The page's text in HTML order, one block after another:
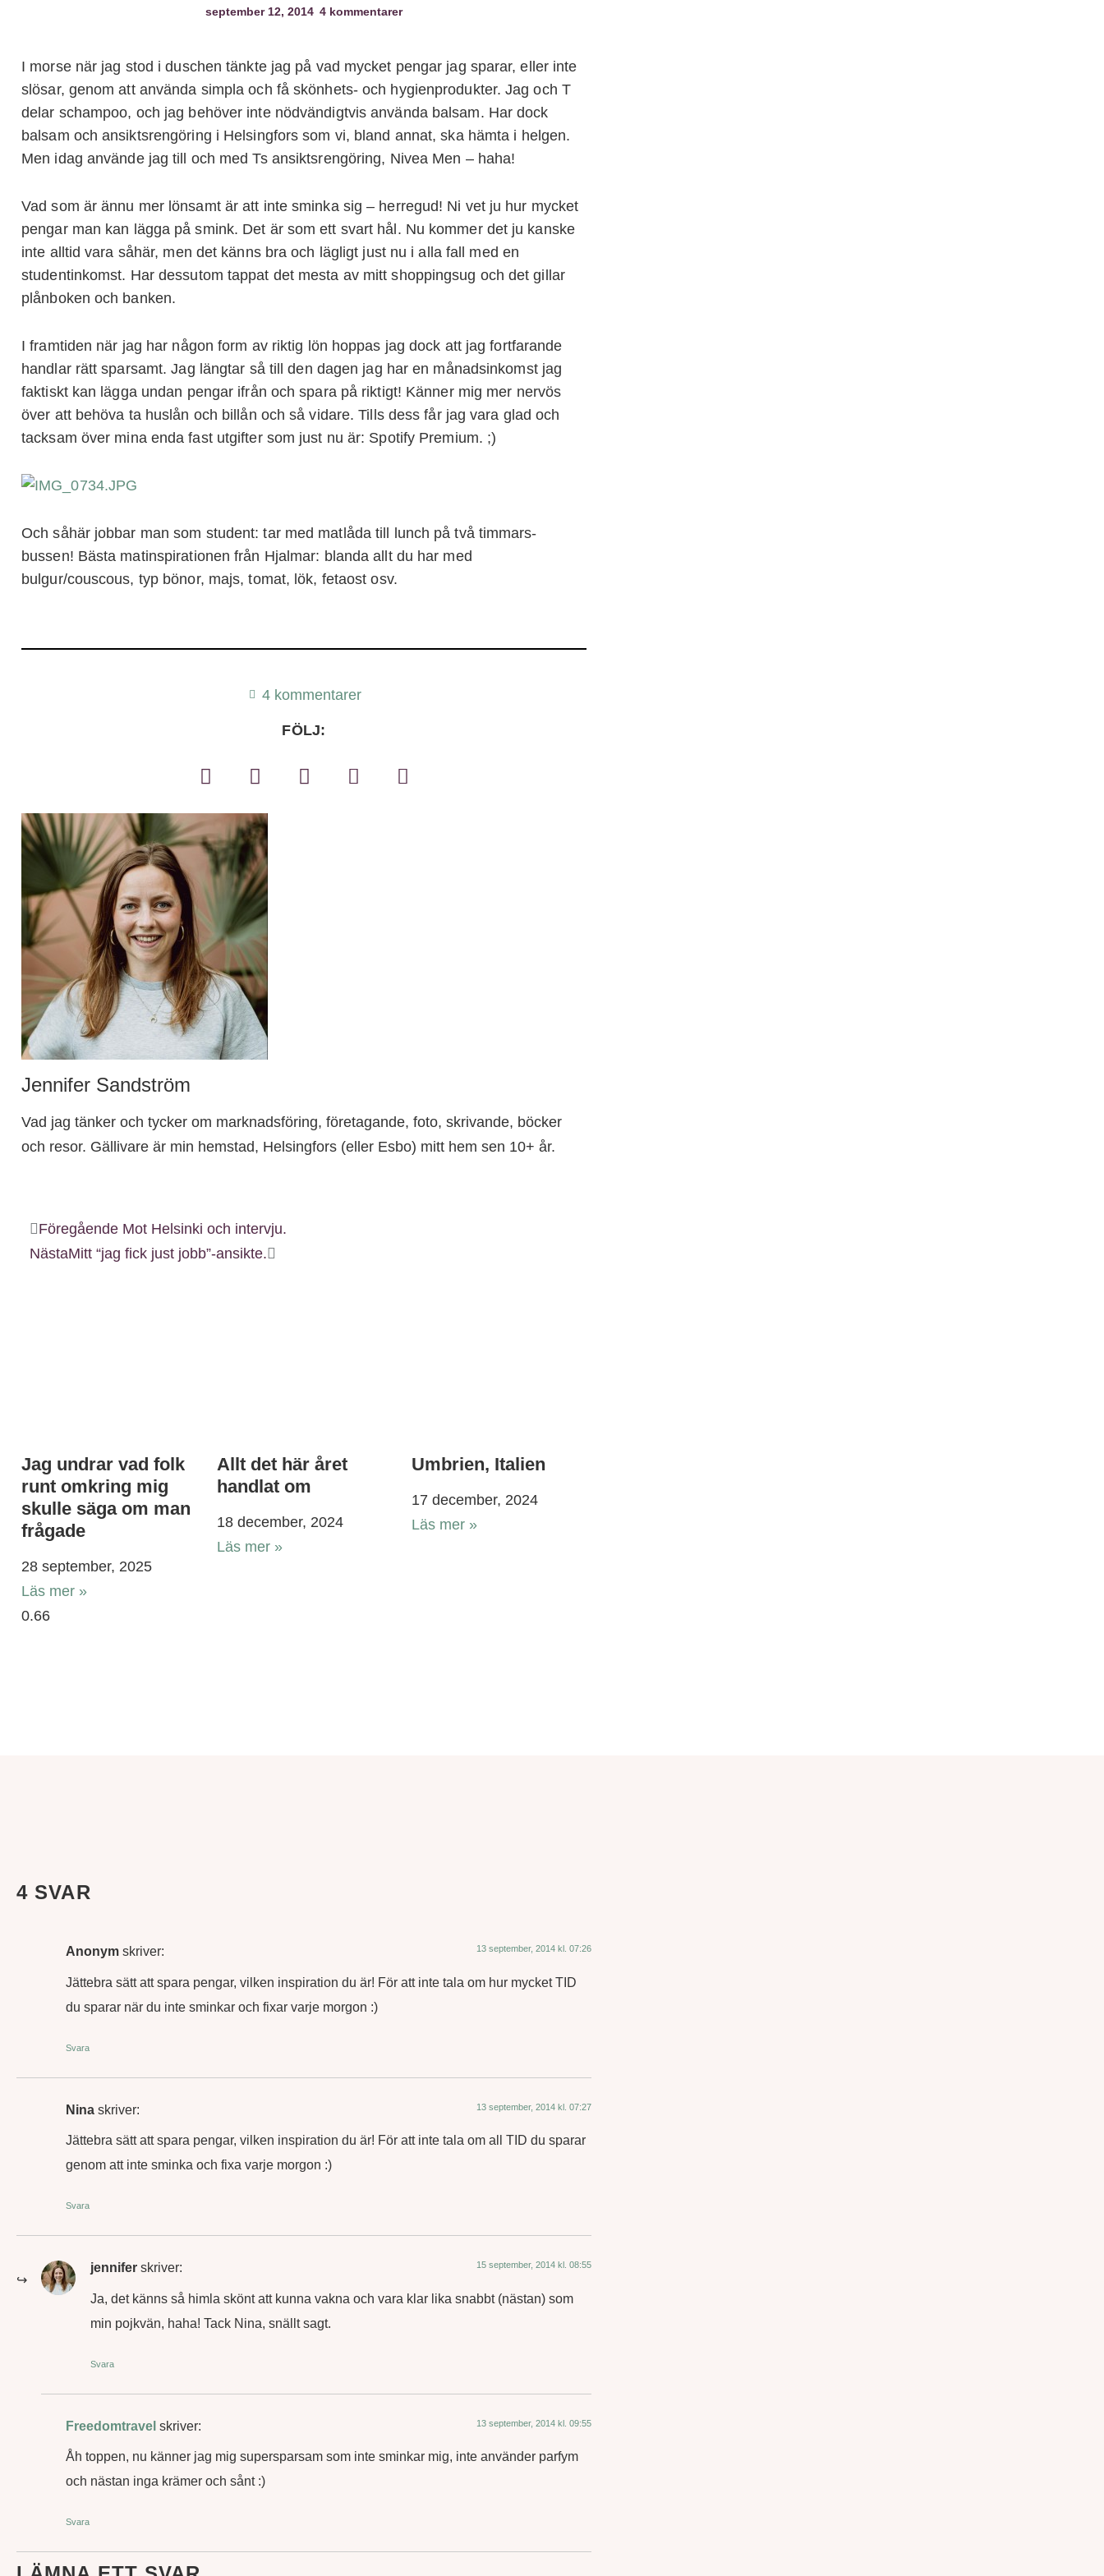
september 12, 2014 4 kommentarer
I morse när jag stod i duschen tänkte jag på vad mycket pengar jag sparar, eller inte
slösar, genom att använda simpla och få skönhets- och hygienprodukter. Jag och T
delar schampoo, och jag behöver inte nödvändigtvis använda balsam. Har dock
balsam och ansiktsrengöring i Helsingfors som vi, bland annat, ska hämta i helgen.
Men idag använde jag till och med Ts ansiktsrengöring, Nivea Men – haha!
Vad som är ännu mer lönsamt är att inte sminka sig – herregud! Ni vet ju hur mycket
pengar man kan lägga på smink. Det är som ett svart hål. Nu kommer det ju kanske
inte alltid vara såhär, men det känns bra och lägligt just nu i alla fall med en
studentinkomst. Har dessutom tappat det mesta av mitt shoppingsug och det gillar
plånboken och banken.
I framtiden när jag har någon form av riktig lön hoppas jag dock att jag fortfarande
handlar rätt sparsamt. Jag längtar så till den dagen jag har en månadsinkomst jag
faktiskt kan lägga undan pengar ifrån och spara på riktigt! Känner mig mer nervös
över att behöva ta huslån och billån och så vidare. Tills dess får jag vara glad och
tacksam över mina enda fast utgifter som just nu är: Spotify Premium. ;)
Och såhär jobbar man som student: tar med matlåda till lunch på två timmars-
bussen! Bästa matinspirationen från Hjalmar: blanda allt du har med
bulgur/couscous, typ bönor, majs, tomat, lök, fetaost osv.
4 kommentarer
FÖLJ:
Jennifer Sandström
Vad jag tänker och tycker om marknadsföring, företagande, foto, skrivande, böcker
och resor. Gällivare är min hemstad, Helsingfors (eller Esbo) mitt hem sen 10+ år.
Föregående Mot Helsinki och intervju.
NästaMitt “jag fick just jobb”-ansikte.
Jag undrar vad folk
runt omkring mig
skulle säga om man
frågade
28 september, 2025
Läs mer »
Allt det här året
handlat om
18 december, 2024
Läs mer »
Umbrien, Italien
17 december, 2024
Läs mer »
4 SVAR
Anonym skriver: 13 september, 2014 kl. 07:26
Jättebra sätt att spara pengar, vilken inspiration du är! För att inte tala om hur mycket TID
du sparar när du inte sminkar och fixar varje morgon :)
Svara
Nina skriver: 13 september, 2014 kl. 07:27
Jättebra sätt att spara pengar, vilken inspiration du är! För att inte tala om all TID du sparar
genom att inte sminka och fixa varje morgon :)
Svara
jennifer skriver: 15 september, 2014 kl. 08:55
Ja, det känns så himla skönt att kunna vakna och vara klar lika snabbt (nästan) som
min pojkvän, haha! Tack Nina, snällt sagt.
Svara
Freedomtravel skriver: 13 september, 2014 kl. 09:55
Åh toppen, nu känner jag mig supersparsam som inte sminkar mig, inte använder parfym
och nästan inga krämer och sånt :)
Svara